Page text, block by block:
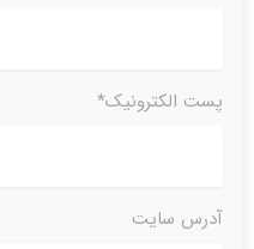
پست الکترونیک*
آدرس سایت